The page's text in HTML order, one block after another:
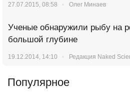
27.07.2015, 08:58 Олег Минаев
Ученые обнаружили рыбу на
большой глубине
19.12.2014, 14:10 Редакция Naked
Популярное